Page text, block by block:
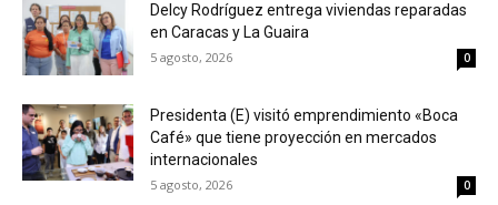
Delcy Rodríguez entrega viviendas reparadas
en Caracas y La Guaira
5 agosto, 2026 0
Presidenta (E) visitó emprendimiento «Boca
Café» que tiene proyección en mercados
internacionales
5 agosto, 2026 0